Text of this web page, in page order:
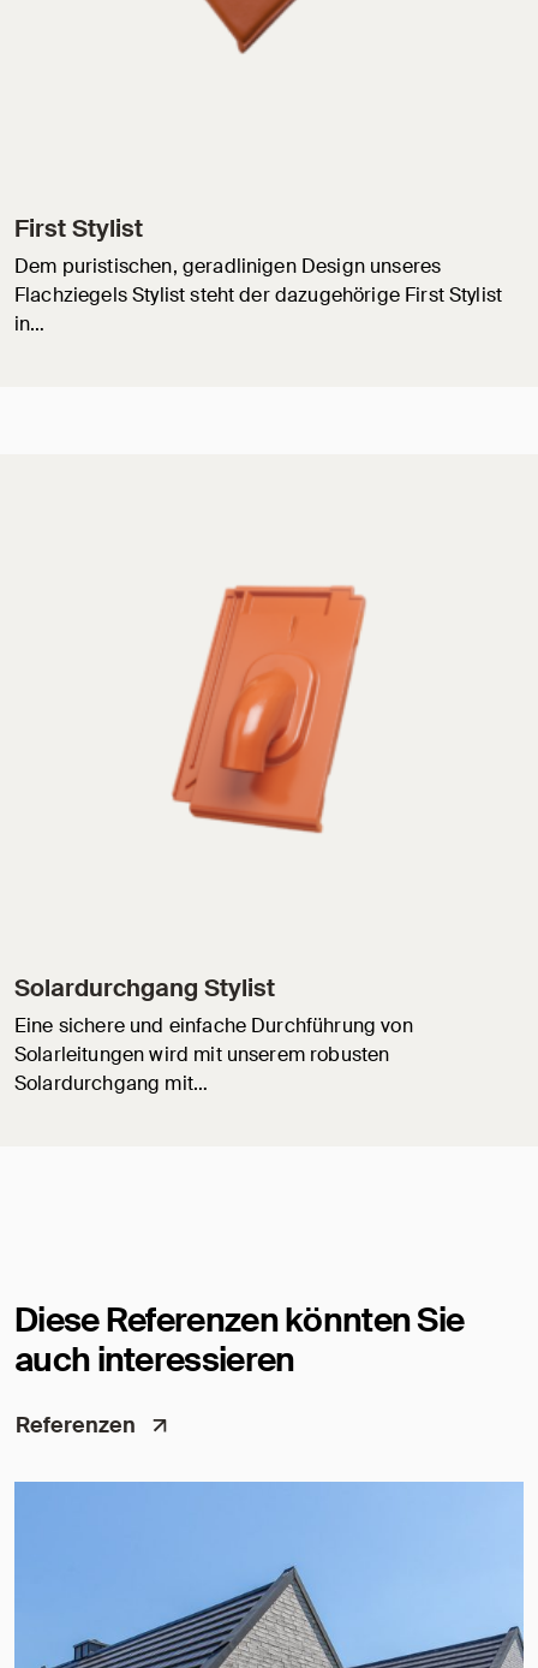
First Stylist
Dem puristischen, geradlinigen Design unseres
Flachziegels Stylist steht der dazugehörige First Stylist
in…
Solardurchgang Stylist
Eine sichere und einfache Durchführung von
Solarleitungen wird mit unserem robusten
Solardurchgang mit…
Diese Referenzen könnten Sie
auch interessieren
Referenzen